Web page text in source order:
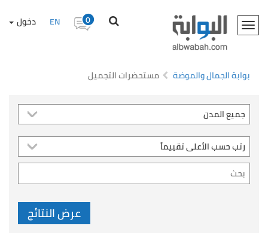
Toggle
navigation
0
EN دخول
بوابة الجمال والموضة مستحضرات التجميل
عرض النتائج